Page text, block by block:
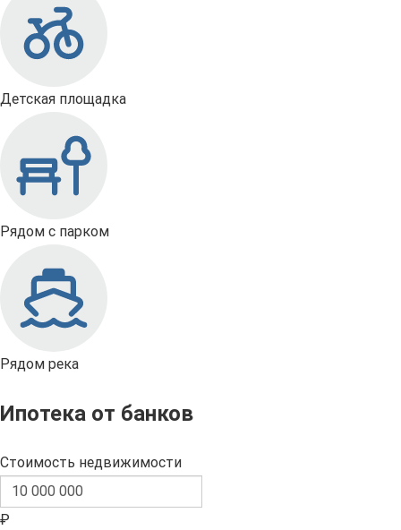
Детская площадка
Рядом с парком
Рядом река
Ипотека от банков
Стоимость недвижимости
₽